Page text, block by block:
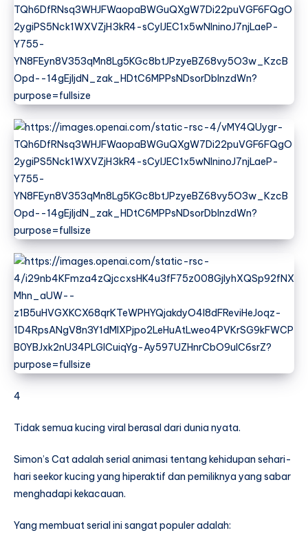
4
Tidak semua kucing viral berasal dari dunia nyata.
Simon’s Cat adalah serial animasi tentang kehidupan sehari-
hari seekor kucing yang hiperaktif dan pemiliknya yang sabar
menghadapi kekacauan.
Yang membuat serial ini sangat populer adalah: